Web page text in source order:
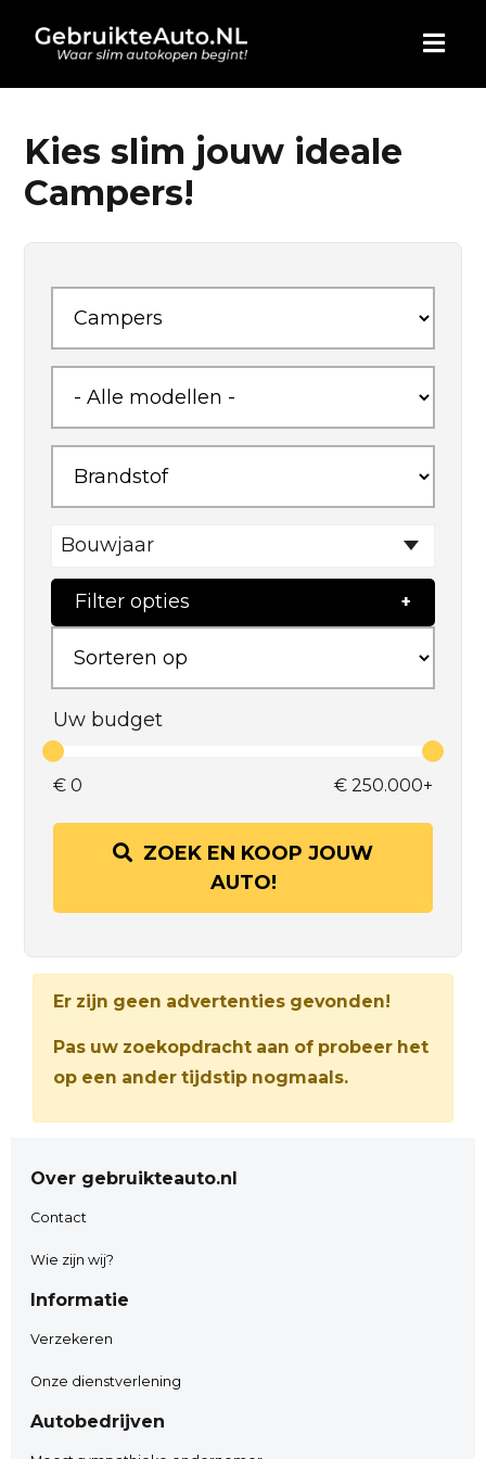
HOME
AUTO KOPEN
BLOG
WIE ZIJN WIJ
CONTACT
Kies slim jouw ideale
Campers!
Bouwjaar
Filter opties
Uw budget
€ 0 € 250.000+
ZOEK EN KOOP JOUW
AUTO!
Er zijn geen advertenties gevonden!
Pas uw zoekopdracht aan of probeer het
op een ander tijdstip nogmaals.
Over gebruikteauto.nl
Contact
Wie zijn wij?
Informatie
Verzekeren
Onze dienstverlening
Autobedrijven